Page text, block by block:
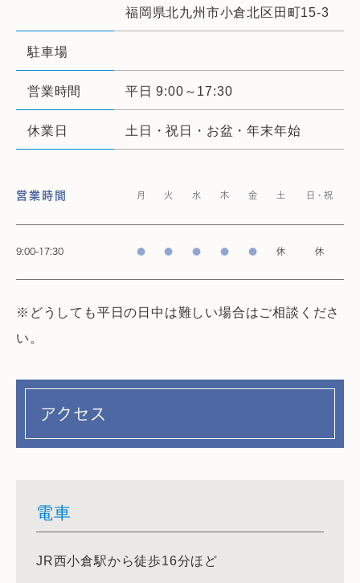
福岡県北九州市小倉北区田町15-3
駐車場
営業時間 平日 9:00～17:30
休業日 土日・祝日・お盆・年末年始
営業時間 月 火 水 木 金 土 日・祝
9:00-17:30 ● ● ● ● ● 休 休
※どうしても平日の日中は難しい場合はご相談くださ
い。
アクセス
電車
JR西小倉駅から徒歩16分ほど